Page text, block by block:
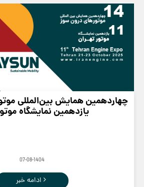
چهاردهمین همایش بین‌المللی
یازدهمین نمایشگاه
07-08-1404
ادامه خبر